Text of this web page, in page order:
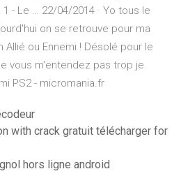
- Le … 22/04/2014 · Yo tous le
on se retrouve pour ma
Allié ou Ennemi ! Désolé pour le
vous m'entendez pas trop je
PS2 - micromania.fr
with crack gratuit télécharger for
hors ligne android